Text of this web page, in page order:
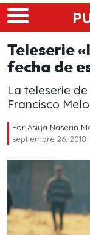
Skip to main
Teleserie
fecha de
La teleserie
Francisco
Por Asiya Naserin
septiembre 26, 2018